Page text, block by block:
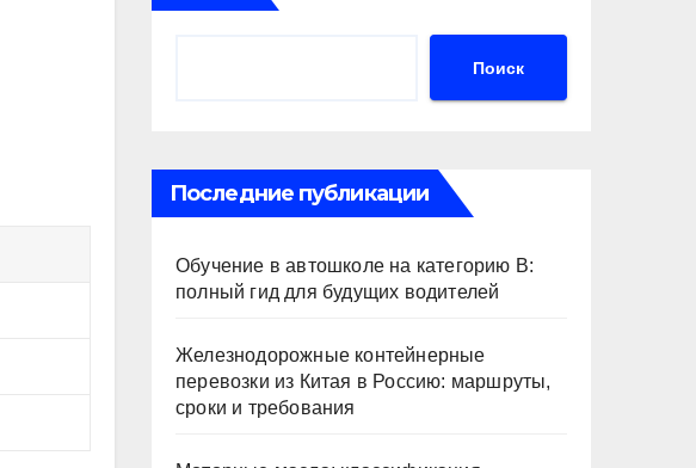
Поиск
Последние публикации
Обучение в автошколе на категорию В:
полный гид для будущих водителей
Железнодорожные контейнерные
перевозки из Китая в Россию: маршруты,
сроки и требования